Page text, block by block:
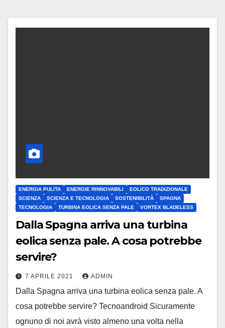
ENERGIA PULITA ENERGIE RINNOVABILI
EOLICO TRADIZIONALE
SCIENZA
SCIENZA E TECNOLOGIA SOSTENIBILITÀ
SPAGNA
TECNOLOGIA
TURBINA EOLICA SENZA PALE VORTEX BLADELESS
Dalla Spagna arriva una turbina
eolica senza pale. A cosa potrebbe
servire?
7 APRILE 2021 ADMIN
Dalla Spagna arriva una turbina eolica senza pale. A
cosa potrebbe servire? Tecnoandroid Sicuramente
ognuno di noi avrà visto almeno una volta nella